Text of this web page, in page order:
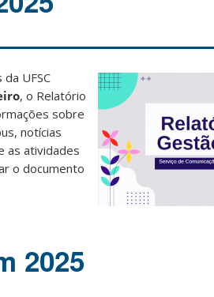
UFSC
, o Relatório
sobre
notícias
as atividades
o documento
2025